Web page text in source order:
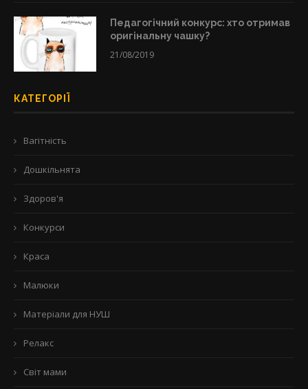
Педагогічний конкурс: хто отримав
оригінальну чашку?
21/08/2019
КАТЕГОРІЇ
Вагітність
Дошкільнята
Здоров'я
Конкурси
Краса
Малюки
Матеріали для НУШ
Релакс
Світ мами